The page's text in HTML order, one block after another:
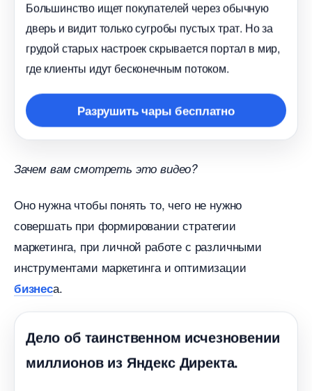
Большинство ищет покупателей через обычную
дверь и видит только сугробы пустых трат. Но за
рудой старых настроек скрывается портал в мир,
де клиенты идут бесконечным потоком.
Разрушить чары бесплатно
Зачем вам смотреть это видео?
Оно нужна чтобы понять то, чего не нужно
совершать при формировании стратегии
маркетинга, при личной работе с различными
инструментами маркетинга и оптимизации
изнеса.
Дело об таинственном исчезновении
миллионов из Яндекс Директа.